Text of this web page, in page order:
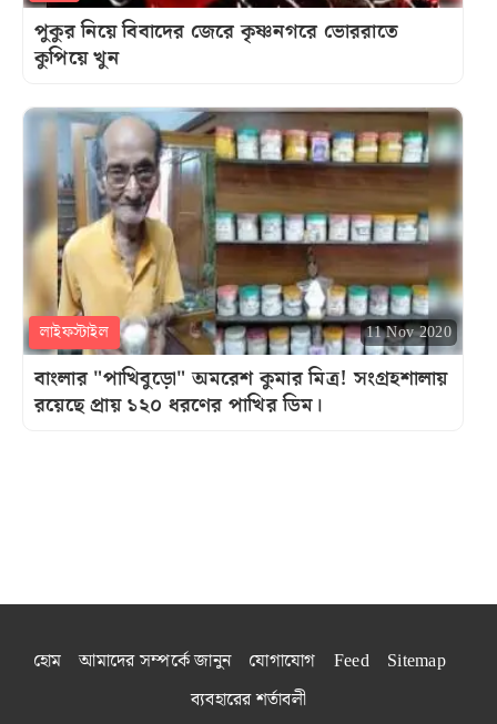
পুকুর নিয়ে বিবাদের জেরে কৃষ্ণনগরে ভোররাতে
কুপিয়ে খুন
লাইফস্টাইল 11 Nov 2020
বাংলার "পাখিবুড়ো" অমরেশ কুমার মিত্র! সংগ্রহশালায়
রয়েছে প্রায় ১২০ ধরণের পাখির ডিম।
হোম আমাদের সম্পর্কে জানুন যোগাযোগ Feed
Sitemap
ব্যবহারের শর্তাবলী